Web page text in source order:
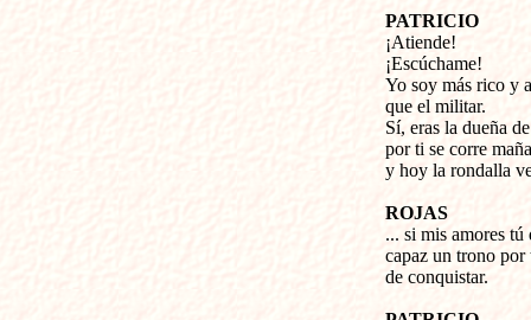
PATRICIO
¡Atiende!
¡Escúchame!
Yo soy más rico y
que el militar.
Sí, eras la dueña
por ti se corre
y hoy la rondalla
ROJAS
... si mis amores tú
capaz un trono por
de conquistar.